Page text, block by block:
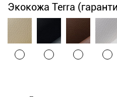
Экокожа Terra